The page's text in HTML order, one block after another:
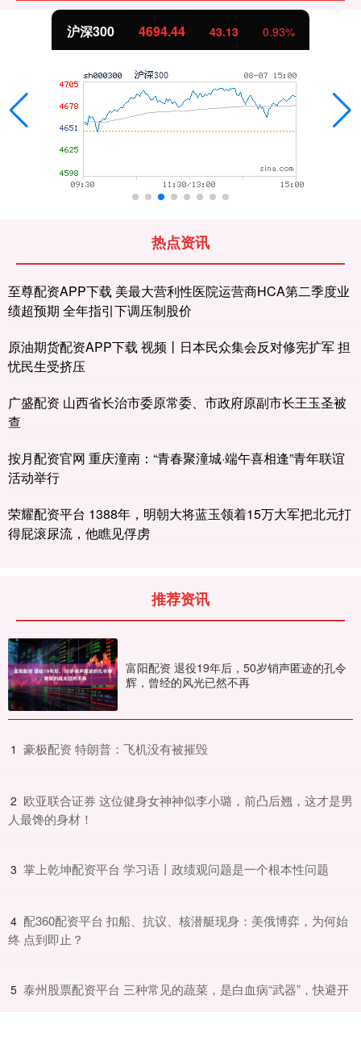
北证50 1134.24 11.37 1.01%
热点资讯
至尊配资APP下载 美最大营利性医院运营商HCA第二季度业
绩超预期 全年指引下调压制股价
原油期货配资APP下载 视频丨日本民众集会反对修宪扩军 担
忧民生受挤压
广盛配资 山西省长治市委原常委、市政府原副市长王玉圣被
查
按月配资官网 重庆潼南：“青春聚潼城·端午喜相逢”青年联谊
活动举行
荣耀配资平台 1388年，明朝大将蓝玉领着15万大军把北元打
得屁滚尿流，他瞧见俘虏
推荐资讯
富阳配资 退役19年后，50岁销声匿迹的孔令
辉，曾经的风光已然不再
1 ​豪极配资 特朗普：飞机没有被摧毁
2 ​欧亚联合证券 这位健身女神神似李小璐，前凸后翘，这才是男
人最馋的身材！
3 ​掌上乾坤配资平台 学习语丨政绩观问题是一个根本性问题
4 ​配360配资平台 扣船、抗议、核潜艇现身：美俄博弈，为何始
终 点到即止？
5 ​泰州股票配资平台 三种常见的蔬菜，是白血病“武器”，快避开